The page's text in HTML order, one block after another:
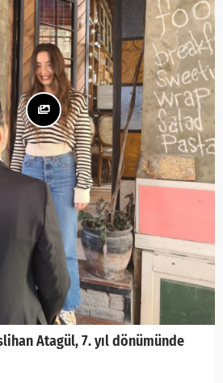
Atagül, 7. yıl dönümünde